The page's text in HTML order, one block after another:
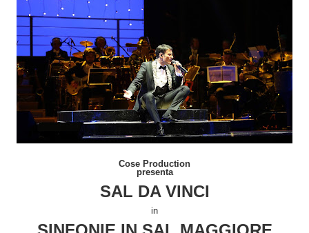
Cose Production
presenta
SAL DA VINCI
in